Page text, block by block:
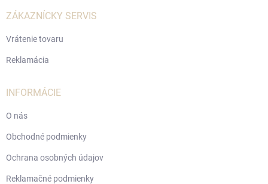
ZÁKAZNÍCKY SERVIS
Vrátenie tovaru
Reklamácia
INFORMÁCIE
O nás
Obchodné podmienky
Ochrana osobných údajov
Reklamačné podmienky